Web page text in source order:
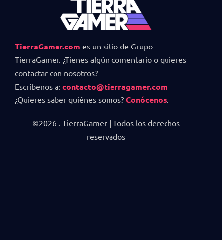
TierraGamer.com es un sitio de Grupo
TierraGamer. ¿Tienes algún comentario o quieres
contactar con nosotros?
Escríbenos a: contacto@tierragamer.com
¿Quieres saber quiénes somos? Conócenos.
©2026 . TierraGamer | Todos los derechos
reservados